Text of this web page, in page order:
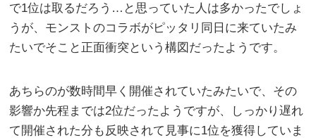
で1位は取るだろう…と思っていた人は多かったでしょ
うが、モンストのコラボがピッタリ同日に来ていたみ
たいでそこと正面衝突という構図だったようです。
あちらのが数時間早く開催されていたみたいで、その
影響か先程までは2位だったようですが、しっかり遅れ
て開催された分も反映されて見事に1位を獲得していま